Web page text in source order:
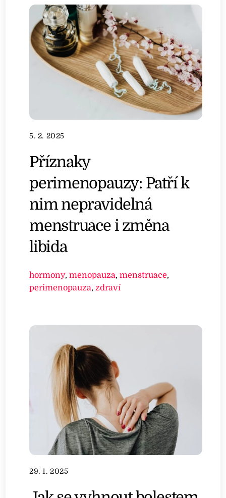
5. 2. 2025
Příznaky
perimenopauzy: Patří k
nim nepravidelná
menstruace i změna
libida
hormony,menopauza,menstruace,
perimenopauza, zdraví
29. 1. 2025